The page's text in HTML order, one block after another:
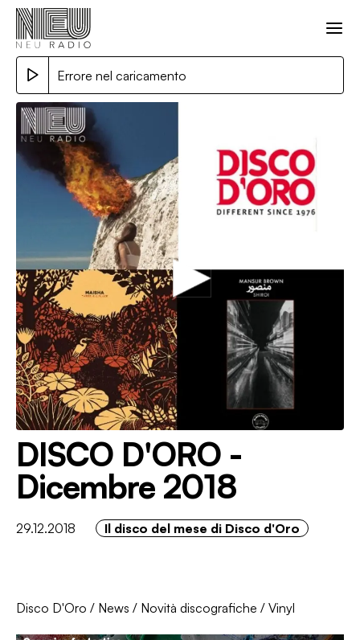
Errore nel caricamento
DISCO D'ORO -
Dicembre 2018
29.12.2018 Il disco del mese di Disco d'Oro
Disco D'Oro / News / Novità discografiche / Vinyl